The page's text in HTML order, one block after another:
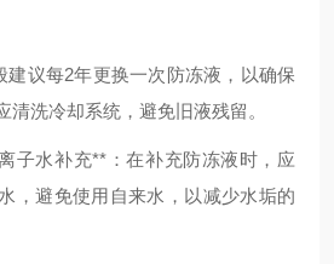
建议每2年更换一次防冻液，以确保
清洗冷却系统，避免旧液残留。
子水补充**：在补充防冻液时，应
，避免使用自来水，以减少水垢的